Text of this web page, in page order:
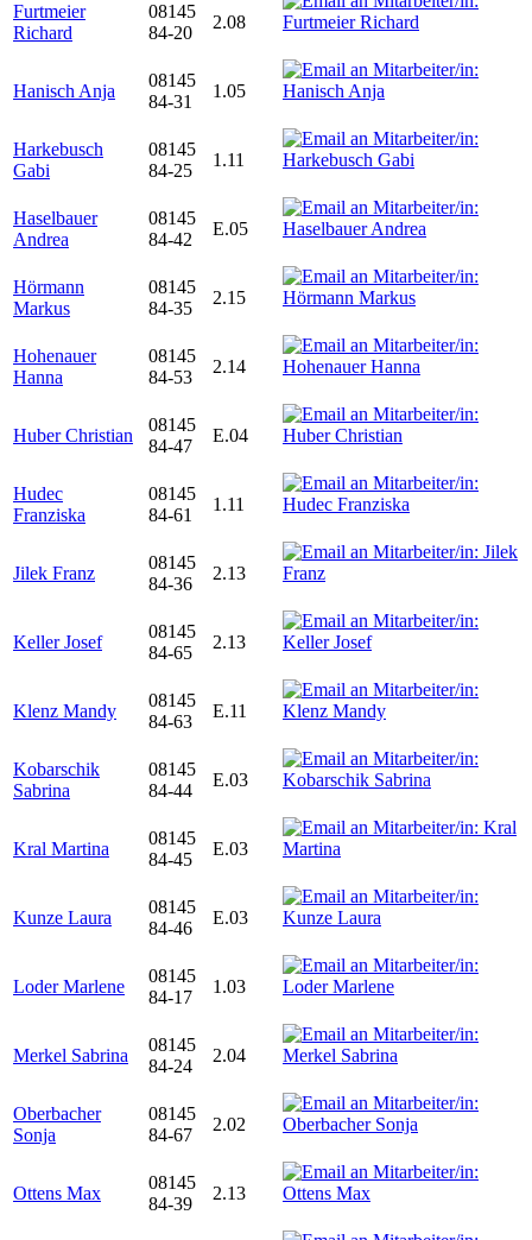
Furtmeier
Richard
08145
84-20
2.08
Hanisch Anja
08145
84-31
1.05
Harkebusch
Gabi
08145
84-25
1.11
Haselbauer
Andrea
08145
84-42
E.05
Hörmann
Markus
08145
84-35
2.15
Hohenauer
Hanna
08145
84-53
2.14
Huber Christian
08145
84-47
E.04
Hudec
Franziska
08145
84-61
1.11
Jilek Franz
08145
84-36
2.13
Keller Josef
08145
84-65
2.13
Klenz Mandy
08145
84-63
E.11
Kobarschik
Sabrina
08145
84-44
E.03
Kral Martina
08145
84-45
E.03
Kunze Laura
08145
84-46
E.03
Loder Marlene
08145
84-17
1.03
Merkel Sabrina
08145
84-24
2.04
Oberbacher
Sonja
08145
84-67
2.02
Ottens Max
08145
84-39
2.13